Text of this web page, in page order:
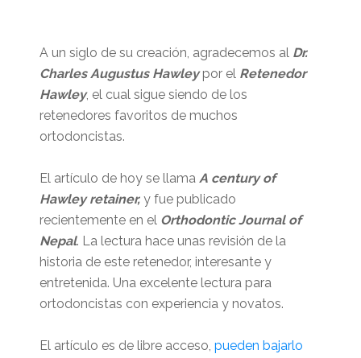
A un siglo de su creación, agradecemos al Dr.
Charles Augustus Hawleypor el Retenedor
Hawley, el cual sigue siendo de los
retenedores favoritos de muchos
ortodoncistas.
El artículo de hoy se llama A century of
Hawley retainer,y fue publicado
recientemente en el Orthodontic Journal of
Nepal. La lectura hace unas revisión de la
historia de este retenedor, interesante y
entretenida. Una excelente lectura para
ortodoncistas con experiencia y novatos.
El artículo es de libre acceso, pueden bajarlo